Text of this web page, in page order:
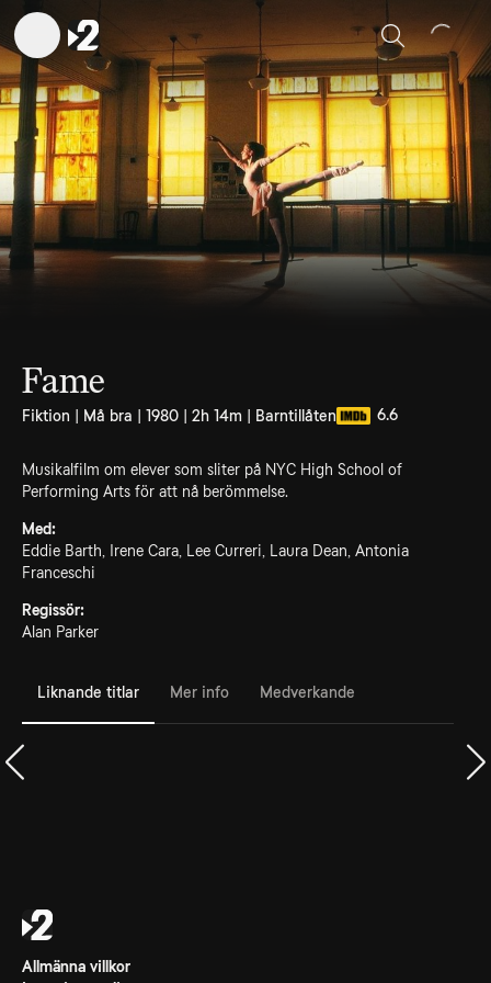
Sök
Fame
Fiktion | Må bra | 1980 | 2h 14m | Barntillåten 6.6
Musikalfilm om elever som sliter på NYC High School of
Performing Arts för att nå berömmelse.
Med:
Eddie Barth, Irene Cara, Lee Curreri, Laura Dean, Antonia
Franceschi
Regissör:
Alan Parker
Liknande titlar Mer info Medverkande
Allmänna villkor